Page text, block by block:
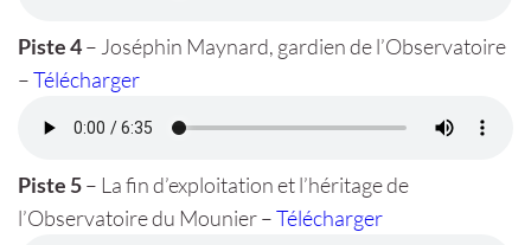
Piste 4– Joséphin Maynard, gardien de l’Observatoire
–Télécharger
Piste 5– La fin d’exploitation et l’héritage de
l’Observatoire du Mounier –Télécharger